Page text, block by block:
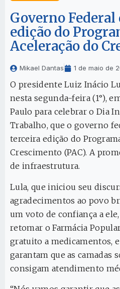
Governo Federal
edição do
Aceleração do
Mikael Dantas 1 de maio de
O presidente Luiz Inácio
nesta segunda-feira (1°),
Paulo para celebrar o Dia
Trabalho, que o governo
terceira edição do
Crescimento (PAC). A
de infraestrutura.
Lula, que iniciou seu
agradecimentos ao povo
um voto de confiança a
retomar o Farmácia
gratuito a medicamentos,
garantam que as camadas
consigam atendimento